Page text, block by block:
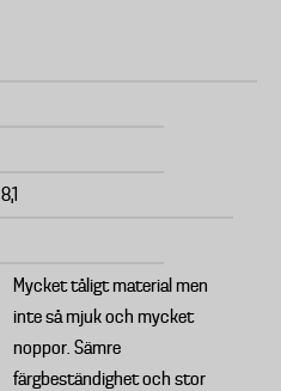
8,1
Mycket tåligt material men
inte så mjuk och mycket
noppor. Sämre
färgbeständighet och stor